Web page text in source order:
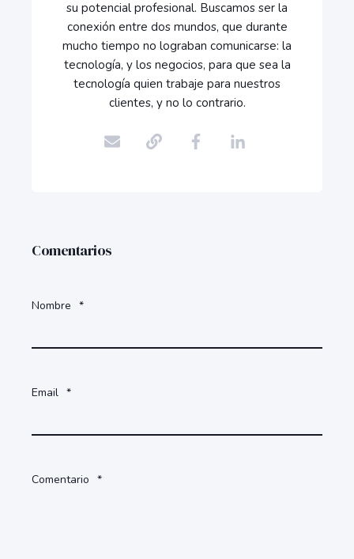
su potencial profesional. Buscamos ser la
conexión entre dos mundos, que durante
mucho tiempo no lograban comunicarse: la
tecnología, y los negocios, para que sea la
tecnología quien trabaje para nuestros
clientes, y no lo contrario.
Comentarios
Nombre *
Email *
Comentario *